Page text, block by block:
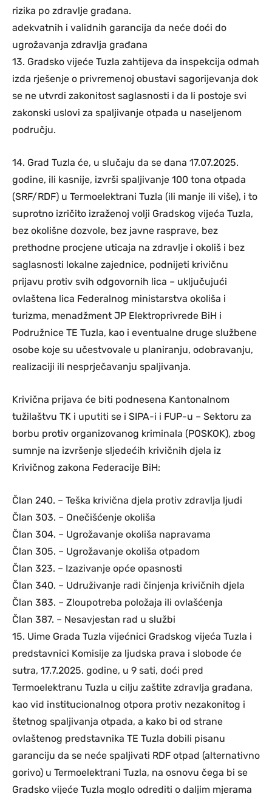
rizika po zdravlje građana.
adekvatnih i validnih garancija da neće doći do
ugrožavanja zdravlja građana
13. Gradsko vijeće Tuzla zahtijeva da inspekcija odmah
izda rješenje o privremenoj obustavi sagorijevanja dok
se ne utvrdi zakonitost saglasnosti i da li postoje svi
zakonski uslovi za spaljivanje otpada u naseljenom
području.
14. Grad Tuzla će, u slučaju da se dana 17.07.2025.
godine, ili kasnije, izvrši spaljivanje 100 tona otpada
(SRF/RDF) u Termoelektrani Tuzla (ili manje ili više), i to
suprotno izričito izraženoj volji Gradskog vijeća Tuzla,
bez okolišne dozvole, bez javne rasprave, bez
prethodne procjene uticaja na zdravlje i okoliš i bez
saglasnosti lokalne zajednice, podnijeti krivičnu
prijavu protiv svih odgovornih lica – uključujući
ovlaštena lica Federalnog ministarstva okoliša i
turizma, menadžment JP Elektroprivrede BiH i
Podružnice TE Tuzla, kao i eventualne druge službene
osobe koje su učestvovale u planiranju, odobravanju,
realizaciji ili nesprječavanju spaljivanja.
Krivična prijava će biti podnesena Kantonalnom
tužilaštvu TK i uputiti se i SIPA-i i FUP-u – Sektoru za
borbu protiv organizovanog kriminala (POSKOK), zbog
sumnje na izvršenje sljedećih krivičnih djela iz
Krivičnog zakona Federacije BiH:
Član 240. – Teška krivična djela protiv zdravlja ljudi
Član 303. – Onečišćenje okoliša
Član 304. – Ugrožavanje okoliša napravama
Član 305. – Ugrožavanje okoliša otpadom
Član 323. – Izazivanje opće opasnosti
Član 340. – Udruživanje radi činjenja krivičnih djela
Član 383. – Zloupotreba položaja ili ovlašćenja
Član 387. – Nesavjestan rad u službi
15. Uime Grada Tuzla vijećnici Gradskog vijeća Tuzla i
predstavnici Komisije za ljudska prava i slobode će
sutra, 17.7.2025. godine, u 9 sati, doći pred
Termoelektranu Tuzla u cilju zaštite zdravlja građana,
kao vid institucionalnog otpora protiv nezakonitog i
štetnog spaljivanja otpada, a kako bi od strane
ovlaštenog predstavnika TE Tuzla dobili pisanu
garanciju da se neće spaljivati RDF otpad (alternativno
gorivo) u Termoelektrani Tuzla, na osnovu čega bi se
Gradsko vijeće Tuzla moglo odrediti o daljim mjerama